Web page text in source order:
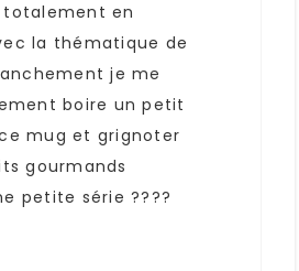
en
la thématique de
je me
boire un petit
mug et grignoter
gourmands
petite série ????